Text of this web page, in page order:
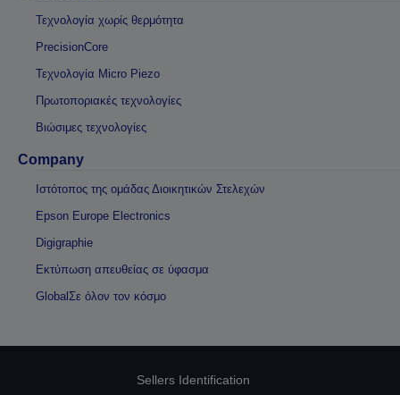
Τεχνολογία χωρίς θερμότητα
PrecisionCore
Τεχνολογία Micro Piezo
Πρωτοποριακές τεχνολογίες
Βιώσιμες τεχνολογίες
Company
Ιστότοπος της ομάδας Διοικητικών Στελεχών
Epson Europe Electronics
Digigraphie
Εκτύπωση απευθείας σε ύφασμα
GlobalΣε όλον τον κόσμο
Sellers Identification